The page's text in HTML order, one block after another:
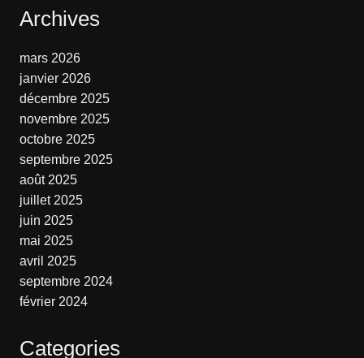
Archives
mars 2026
janvier 2026
décembre 2025
novembre 2025
octobre 2025
septembre 2025
août 2025
juillet 2025
juin 2025
mai 2025
avril 2025
septembre 2024
février 2024
Categories